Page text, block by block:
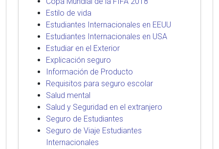
Estilo de vida
Estudiantes Internacionales en EEUU
Estudiantes Internacionales en USA
Estudiar en el Exterior
Explicación seguro
Información de Producto
Requisitos para seguro escolar
Salud mental
Salud y Seguridad en el extranjero
Seguro de Estudiantes
Seguro de Viaje Estudiantes
Internacionales